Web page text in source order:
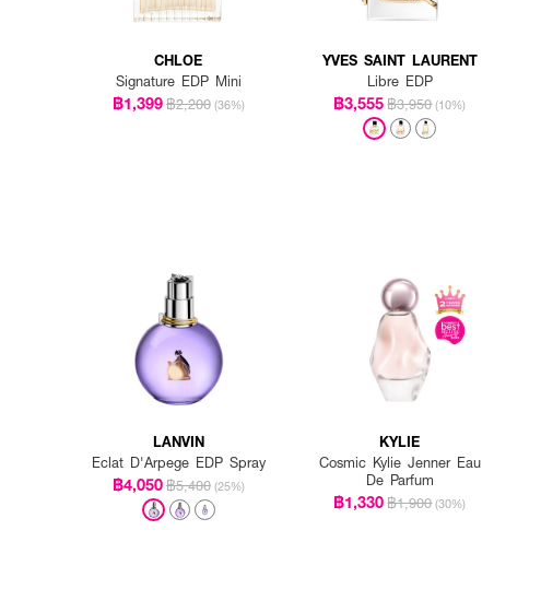
CHLOE
Signature EDP Mini
฿1,399฿2,200 (36%)
YVES SAINT LAURENT
Libre EDP
฿3,555฿3,950 (10%)
LANVIN
Eclat D'Arpege EDP Spray
฿4,050฿5,400 (25%)
KYLIE
Cosmic Kylie Jenner Eau
De Parfum
฿1,330฿1,900 (30%)